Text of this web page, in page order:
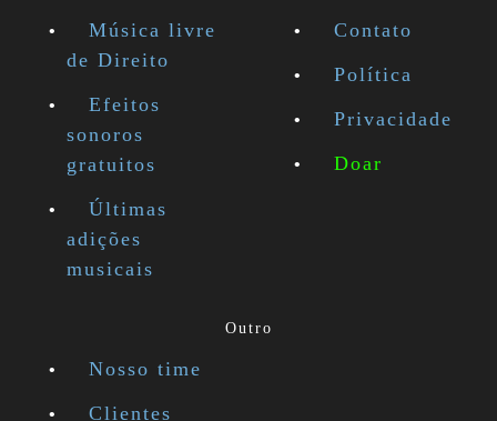
Música livre
de Direito
Efeitos
sonoros
gratuitos
Últimas
adições
musicais
Contato
Política
Privacidade
Doar
Outro
Nosso time
Clientes